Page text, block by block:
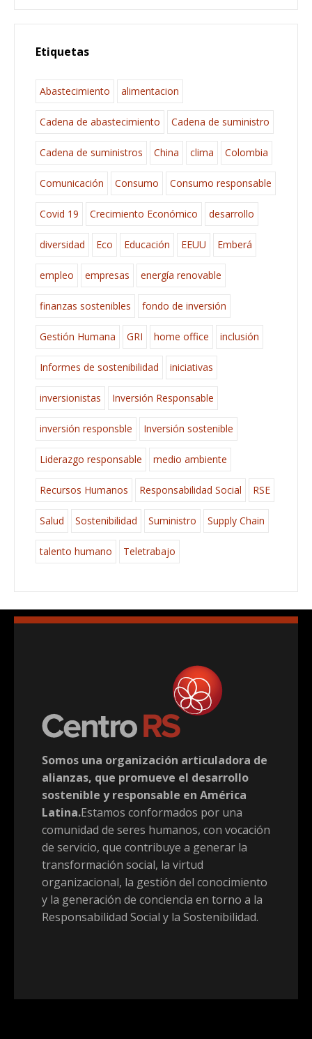
Etiquetas
Abastecimiento alimentacion
Cadena de abastecimiento Cadena de suministro
Cadena de suministros China clima Colombia
Comunicación Consumo Consumo responsable
Covid 19 Crecimiento Económico desarrollo
diversidad Eco Educación EEUU Emberá
empleo empresas energía renovable
finanzas sostenibles fondo de inversión
Gestión Humana GRI home office inclusión
Informes de sostenibilidad iniciativas
inversionistas Inversión Responsable
inversión responsble Inversión sostenible
Liderazgo responsable medio ambiente
Recursos Humanos Responsabilidad Social RSE
Salud Sostenibilidad Suministro Supply Chain
talento humano Teletrabajo
Somos una organización articuladora de
alianzas, que promueve el desarrollo
sostenible y responsable en América
Latina.Estamos conformados por una
comunidad de seres humanos, con vocación
de servicio, que contribuye a generar la
transformación social, la virtud
organizacional, la gestión del conocimiento
y la generación de conciencia en torno a la
Responsabilidad Social y la Sostenibilidad.